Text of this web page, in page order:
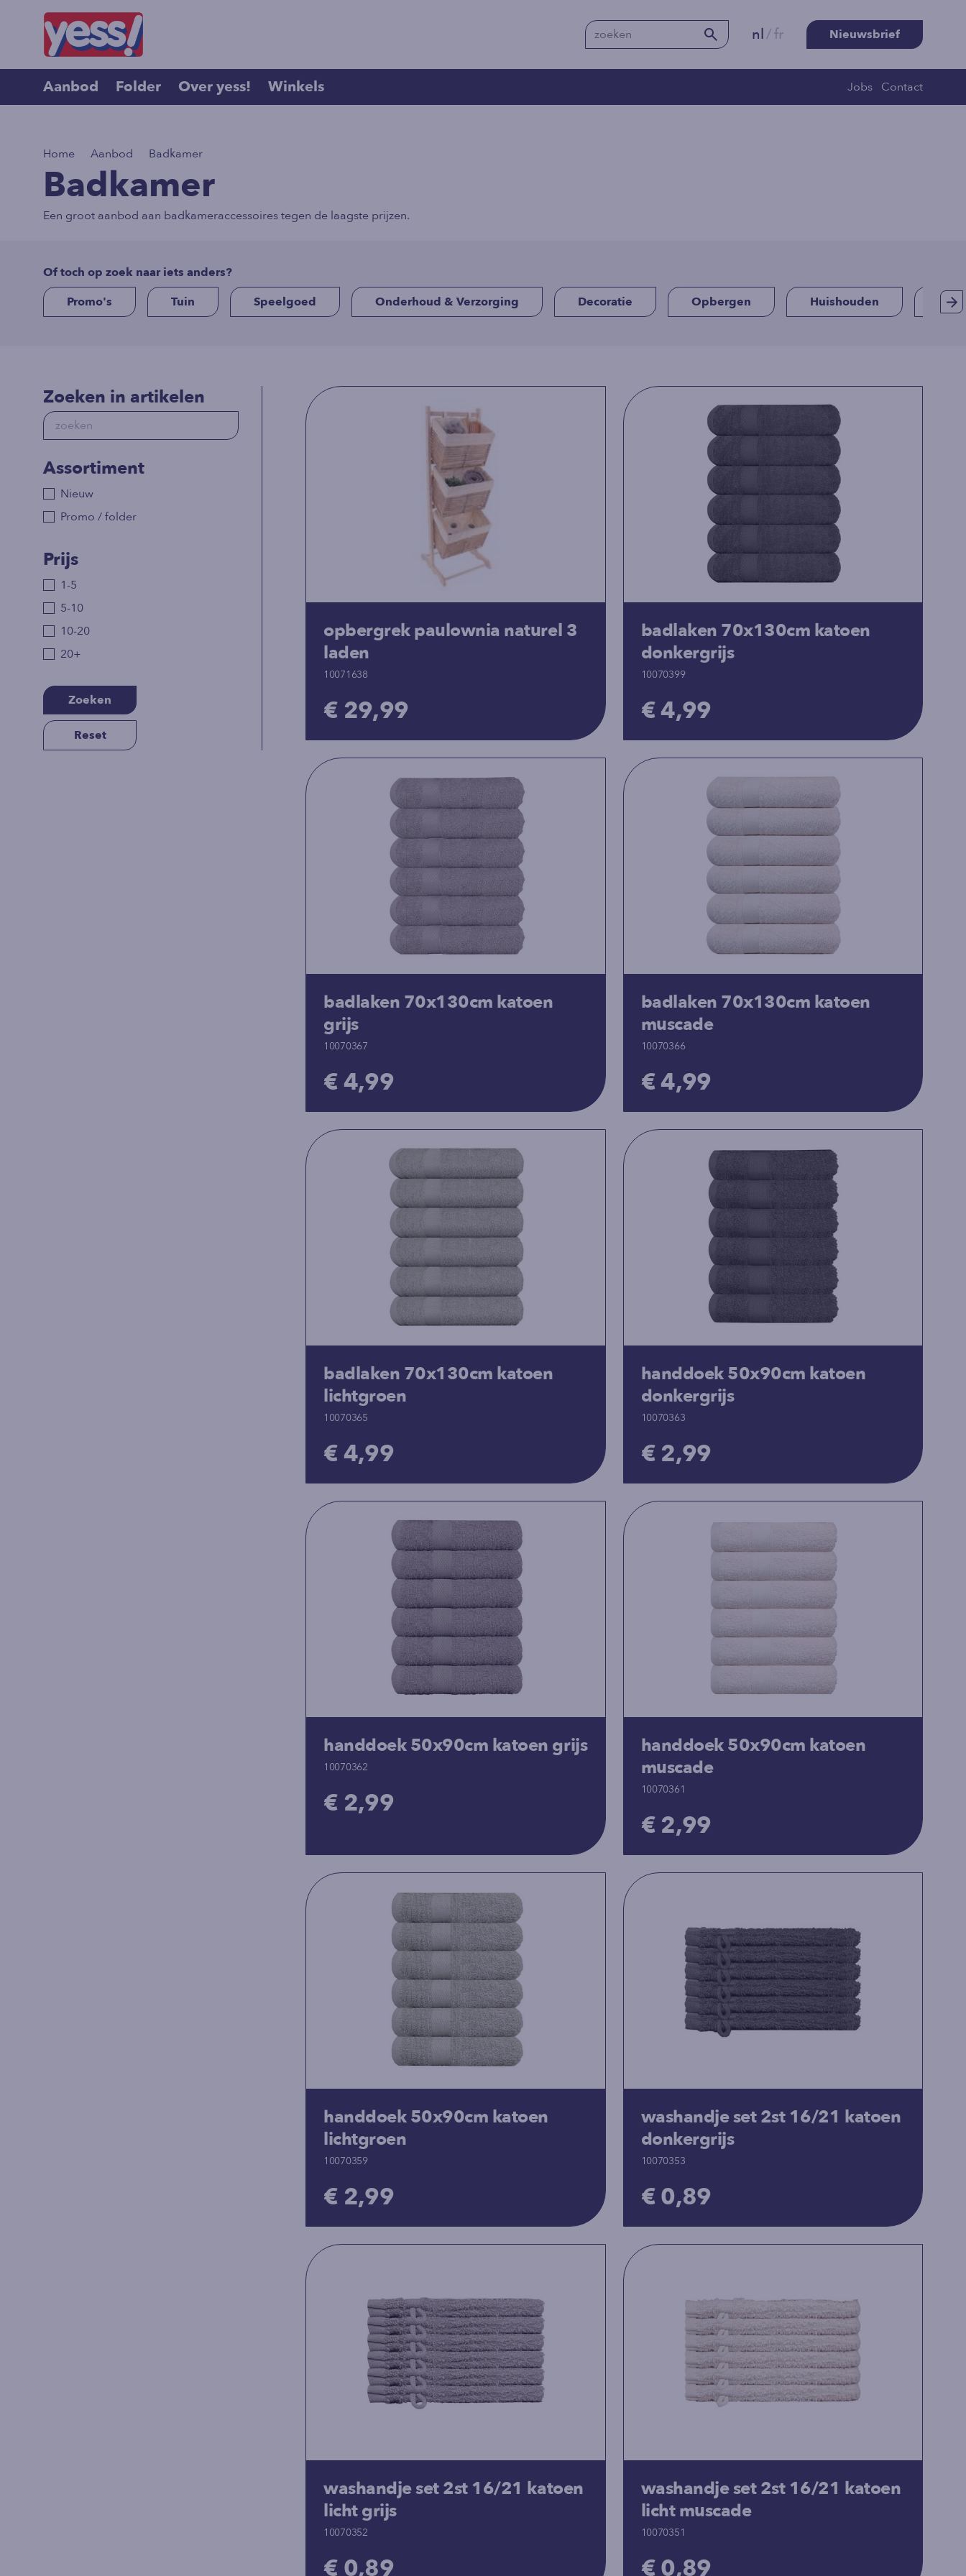
nl/fr Nieuwsbrief
Aanbod Folder Over yess! Winkels Jobs Contact
Home Aanbod Badkamer
Badkamer
Een groot aanbod aan badkameraccessoires tegen de laagste prijzen.
Of toch op zoek naar iets anders?
Promo's
Tuin Speelgoed Onderhoud & Verzorging Decoratie Opbergen Huishouden
Zoeken in artikelen
Nieuw
Promo / folder
Assortiment
1-5
5-10
10-20
20+
Prijs
Zoeken
Reset
opbergrek paulownia naturel 3
laden
10071638
€ 29,99
badlaken 70x130cm katoen
donkergrijs
10070399
€ 4,99
badlaken 70x130cm katoen
grijs
10070367
€ 4,99
badlaken 70x130cm katoen
muscade
10070366
€ 4,99
badlaken 70x130cm katoen
lichtgroen
10070365
€ 4,99
handdoek 50x90cm katoen
donkergrijs
10070363
€ 2,99
handdoek 50x90cm katoen grijs
10070362
€ 2,99
handdoek 50x90cm katoen
muscade
10070361
€ 2,99
handdoek 50x90cm katoen
lichtgroen
10070359
€ 2,99
washandje set 2st 16/21 katoen
donkergrijs
10070353
€ 0,89
washandje set 2st 16/21 katoen
licht grijs
10070352
€ 0,89
washandje set 2st 16/21 katoen
licht muscade
10070351
€ 0,89